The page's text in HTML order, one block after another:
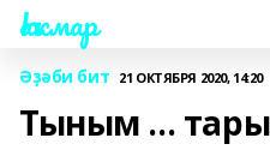
Һаҡмар
Әҙәби бит 21 ОКТЯБРЯ 2020, 14:20
Тыным ...